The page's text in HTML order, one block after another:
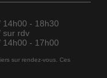
14h00 - 18h30
sur rdv
14h00 - 17h00
sur rendez-vous. Ces